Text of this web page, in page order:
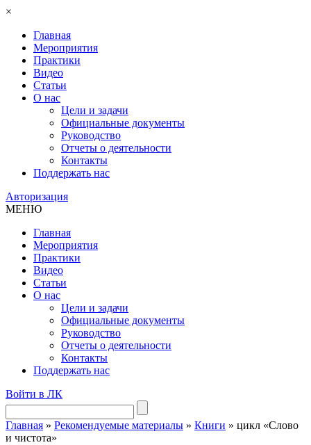
×
Главная
Мероприятия
Практики
Видео
Статьи
О нас
Цели и задачи
Официальные документы
Руководство
Отчеты о деятельности
Контакты
Поддержать нас
Авторизация
МЕНЮ
Главная
Мероприятия
Практики
Видео
Статьи
О нас
Цели и задачи
Официальные документы
Руководство
Отчеты о деятельности
Контакты
Поддержать нас
Войти в ЛК
Главная » Рекомендуемые материалы » Книги » цикл «Слово
и чистота»